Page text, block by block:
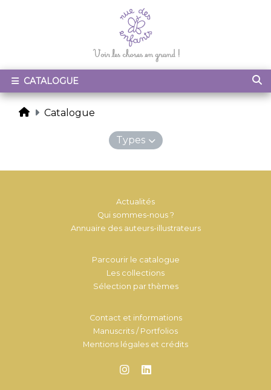
CATALOGUE
Catalogue
Types
Actualités
Qui sommes-nous ?
Annuaire des auteurs-illustrateurs
Parcourir le catalogue
Les collections
Sélection par thèmes
Contact et informations
Manuscrits / Portfolios
Mentions légales et crédits